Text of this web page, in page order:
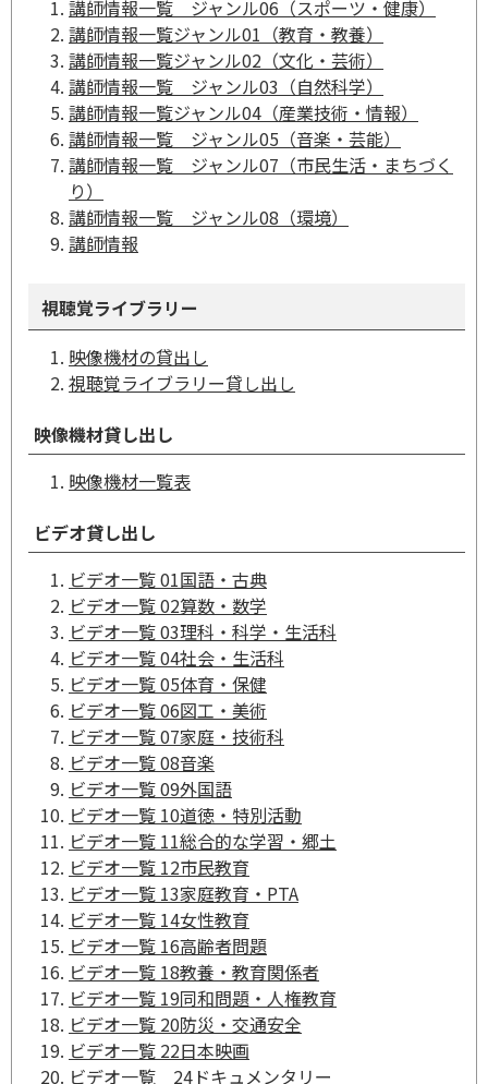
講師情報一覧 ジャンル06（スポーツ・健康）
講師情報一覧ジャンル01（教育・教養）
講師情報一覧ジャンル02（文化・芸術）
講師情報一覧 ジャンル03（自然科学）
講師情報一覧ジャンル04（産業技術・情報）
講師情報一覧 ジャンル05（音楽・芸能）
講師情報一覧 ジャンル07（市民生活・まちづく
り）
講師情報一覧 ジャンル08（環境）
講師情報
視聴覚ライブラリー
映像機材の貸出し
視聴覚ライブラリー貸し出し
映像機材貸し出し
映像機材一覧表
ビデオ貸し出し
ビデオ一覧 01国語・古典
ビデオ一覧 02算数・数学
ビデオ一覧 03理科・科学・生活科
ビデオ一覧 04社会・生活科
ビデオ一覧 05体育・保健
ビデオ一覧 06図工・美術
ビデオ一覧 07家庭・技術科
ビデオ一覧 08音楽
ビデオ一覧 09外国語
ビデオ一覧 10道徳・特別活動
ビデオ一覧 11総合的な学習・郷土
ビデオ一覧 12市民教育
ビデオ一覧 13家庭教育・PTA
ビデオ一覧 14女性教育
ビデオ一覧 16高齢者問題
ビデオ一覧 18教養・教育関係者
ビデオ一覧 19同和問題・人権教育
ビデオ一覧 20防災・交通安全
ビデオ一覧 22日本映画
ビデオ一覧 24ドキュメンタリー